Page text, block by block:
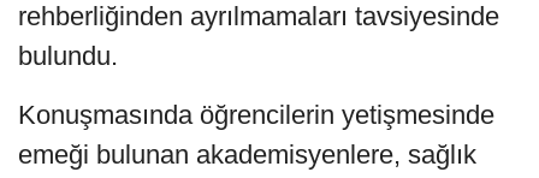
rehberliğinden ayrılmamaları tavsiyesinde
bulundu.
Konuşmasında öğrencilerin yetişmesinde
emeği bulunan akademisyenlere, sağlık